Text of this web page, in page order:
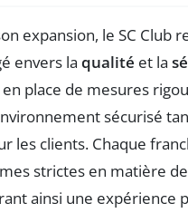
expansion, le SC Club
envers la qualité et la
place de mesures
sécurisé
les clients. Chaque
strictes en matière
ainsi une expérience